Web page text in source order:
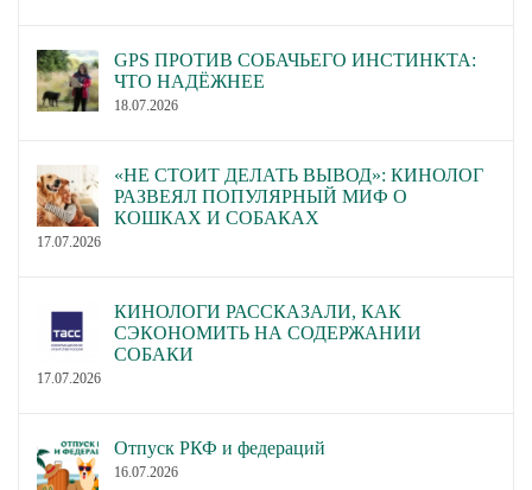
GPS ПРОТИВ СОБАЧЬЕГО ИНСТИНКТА:
ЧТО НАДЁЖНЕЕ
18.07.2026
«НЕ СТОИТ ДЕЛАТЬ ВЫВОД»: КИНОЛОГ
РАЗВЕЯЛ ПОПУЛЯРНЫЙ МИФ О
КОШКАХ И СОБАКАХ
17.07.2026
КИНОЛОГИ РАССКАЗАЛИ, КАК
СЭКОНОМИТЬ НА СОДЕРЖАНИИ
СОБАКИ
17.07.2026
Отпуск РКФ и федераций
16.07.2026